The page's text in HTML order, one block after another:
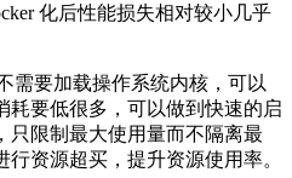
化后性能损失相对较小几乎
需要加载操作系统内核，可以
耗要低很多，可以做到快速的启
只限制最大使用量而不隔离最
资源超买，提升资源使用率。